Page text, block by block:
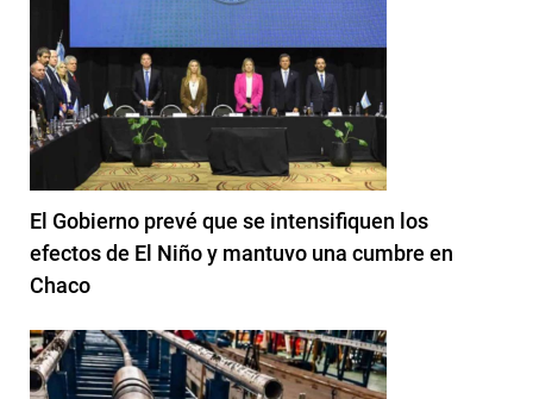
El Gobierno prevé que se intensifiquen los
efectos de El Niño y mantuvo una cumbre en
Chaco